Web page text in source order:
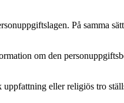
På samma
om den
eller religiös tro